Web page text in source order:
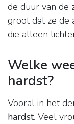
de duur van de
groot dat ze de
die alleen
Welke
hardst?
Vooral in het
hardst. Veel